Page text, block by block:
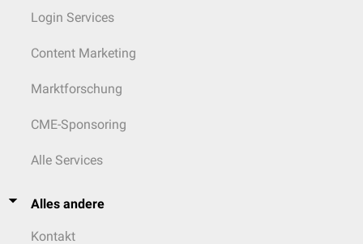
Login Services
Content Marketing
Marktforschung
CME-Sponsoring
Alle Services
Alles andere
Kontakt